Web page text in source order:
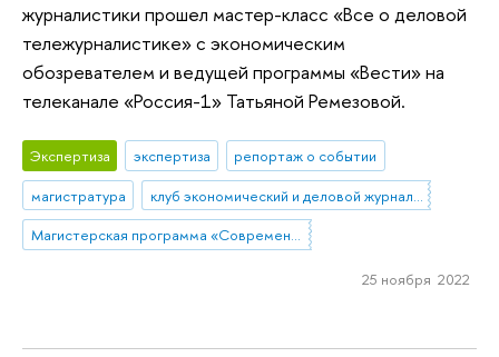
журналистики прошел мастер-класс «Все о деловой
тележурналистике» с экономическим
обозревателем и ведущей программы «Вести» на
телеканале «Россия-1» Татьяной Ремезовой.
Экспертиза экспертиза
репортаж о событии
магистратура
Магистерская программа «Современная журналистика»
25 ноября 2022